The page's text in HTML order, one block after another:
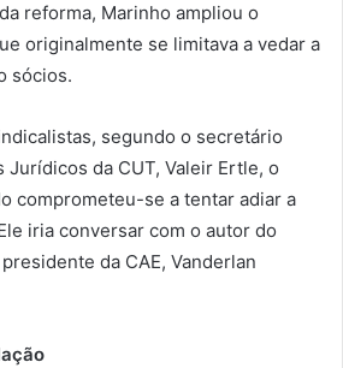
reforma, Marinho ampliou o
originalmente se limitava a vedar a
sócios.
segundo o secretário
Jurídicos da CUT, Valeir Ertle, o
comprometeu-se a tentar adiar a
iria conversar com o autor do
da CAE, Vanderlan